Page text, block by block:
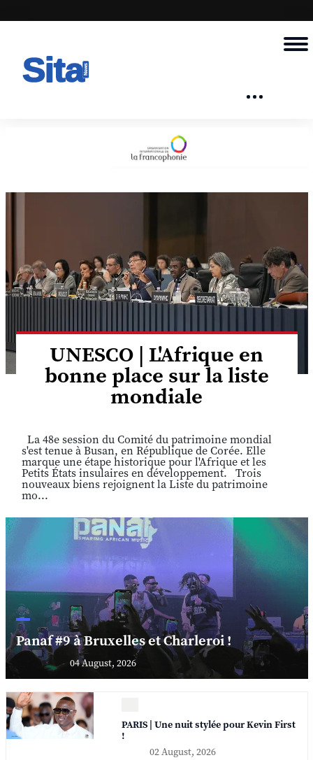
UNESCO | L'Afrique en
bonne place sur la liste
mondiale
La 48e session du Comité du patrimoine mondial
s'est tenue à Busan, en République de Corée. Elle
marque une étape historique pour l'Afrique et les
Petits États insulaires en développement. Trois
nouveaux biens rejoignent la Liste du patrimoine
mo...
Panaf #9 à Bruxelles et Charleroi !
04 August, 2026
PARIS | Une nuit stylée pour Kevin First
!
02 August, 2026